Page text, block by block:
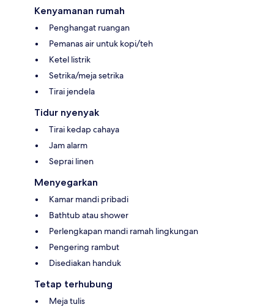
Kenyamanan rumah
Penghangat ruangan
Pemanas air untuk kopi/teh
Ketel listrik
Setrika/meja setrika
Tirai jendela
Tidur nyenyak
Tirai kedap cahaya
Jam alarm
Seprai linen
Menyegarkan
Kamar mandi pribadi
Bathtub atau shower
Perlengkapan mandi ramah lingkungan
Pengering rambut
Disediakan handuk
Tetap terhubung
Meja tulis